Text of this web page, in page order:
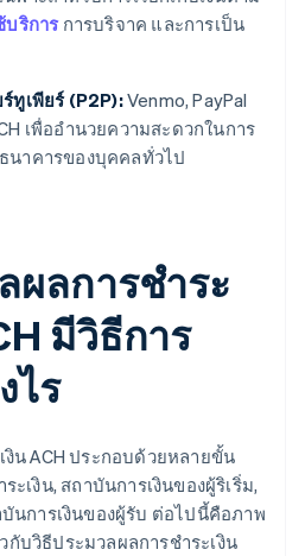
บริการการบริจาค และการเป็น
ทูเพียร์ (P2P):Venmo, PayPal
เพื่ออํานวยความสะดวกในการ
นาคารของบุคคลทั่วไป
ผลการชําระ
มีวิธีการ
ไร
งิน ACH ประกอบด้วยหลายขั้น
ะเงิน, สถาบันการเงินของผู้ริเริ่ม,
บันการเงินของผู้รับ ต่อไปนี้คือภาพ
บวิธีประมวลผลการชําระเงิน